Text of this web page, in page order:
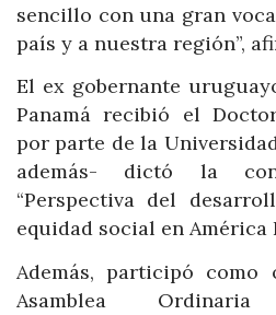
sencillo con una gran
país y a nuestra región”,
El ex gobernante
Panamá recibió el
por parte de la
además- dictó la
“Perspectiva del
equidad social en América
Además, participó
Asamblea